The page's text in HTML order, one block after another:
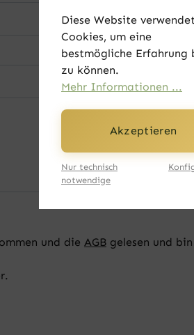
und die AGB gelesen und
Diese Website verwendet
Cookies, um eine
bestmögliche Erfahrung
zu können.
Mehr Informationen ...
Akzeptieren
Nur technisch
notwendige